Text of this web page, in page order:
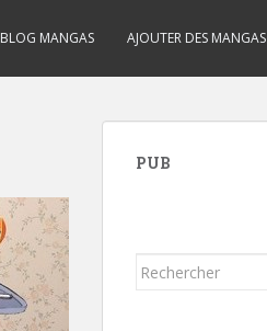
BLOG MANGAS AJOUTER DES MANGAS
PUB
Rechercher...